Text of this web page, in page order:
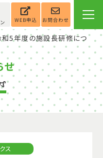
WEB申込 お問合わせ
和5年度の施設長研修につ
せ
ス